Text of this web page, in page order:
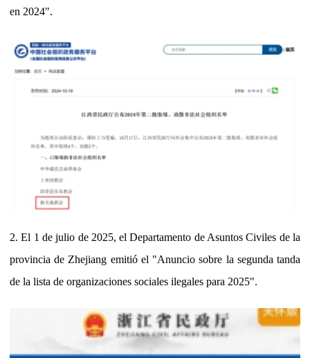
en 2024".
2. El 1 de julio de 2025, el Departamento de Asuntos Civiles de la
provincia de Zhejiang emitió el "Anuncio sobre la segunda tanda
de la lista de organizaciones sociales ilegales para 2025".